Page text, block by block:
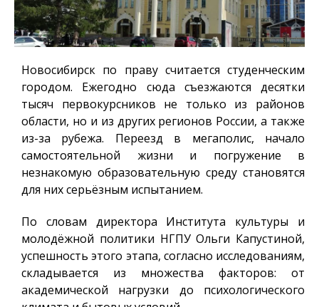
Новосибирск по праву считается студенческим
городом. Ежегодно сюда съезжаются десятки
тысяч первокурсников не только из районов
области, но и из других регионов России, а также
из-за рубежа. Переезд в мегаполис, начало
самостоятельной жизни и погружение в
незнакомую образовательную среду становятся
для них серьёзным испытанием.
По словам директора Института культуры и
молодёжной политики НГПУ Ольги Капустиной,
успешность этого этапа, согласно исследованиям,
складывается из множества факторов: от
академической нагрузки до психологического